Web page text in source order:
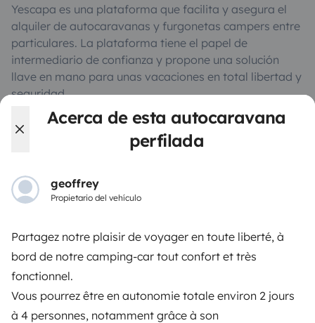
Acerca de esta autocaravana
perfilada
geoffrey
Propietario del vehículo
Partagez notre plaisir de voyager en toute liberté, à
bord de notre camping-car tout confort et très
fonctionnel.
Vous pourrez être en autonomie totale environ 2 jours
à 4 personnes, notamment grâce à son
Yescapa es una plataforma que facilita y asegura el
alquiler de autocaravanas y furgonetas campers entre
particulares. La plataforma tiene el papel de
intermediario de confianza y propone una solución
llave en mano para unas vacaciones en total libertad y
seguridad.
3.82/5 sobre 1171 opiniones de usuarios en Trusted
Instagram
X PinterestFacebook
ALQUILER AUTOCARAVANAS
¿Cómo funciona?
Alquilar una autocaravana